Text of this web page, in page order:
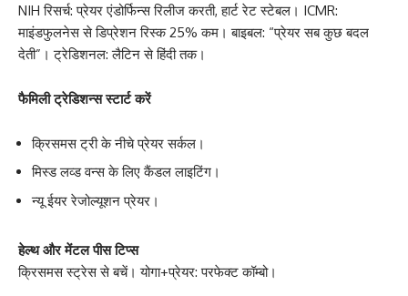
NIH रिसर्च: प्रेयर एंडोर्फिन्स रिलीज करती, हार्ट रेट स्टेबल। ICMR:
माइंडफुलनेस से डिप्रेशन रिस्क 25% कम। बाइबल: “प्रेयर सब कुछ बदल
देती”। ट्रेडिशनल: लैटिन से हिंदी तक।
फैमिली ट्रेडिशन्स स्टार्ट करें
क्रिसमस ट्री के नीचे प्रेयर सर्कल।
मिस्ड लव्ड वन्स के लिए कैंडल लाइटिंग।
न्यू ईयर रेजोल्यूशन प्रेयर।
हेल्थ और मेंटल पीस टिप्स
क्रिसमस स्ट्रेस से बचें। योगा+प्रेयर: परफेक्ट कॉम्बो।